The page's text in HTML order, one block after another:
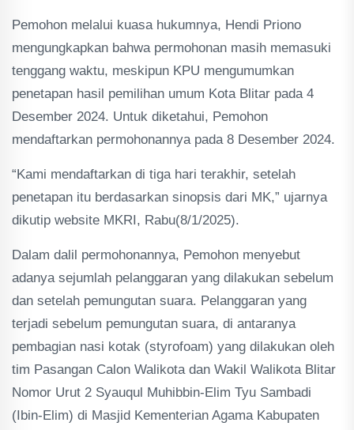
Pemohon melalui kuasa hukumnya, Hendi Priono
mengungkapkan bahwa permohonan masih memasuki
tenggang waktu, meskipun KPU mengumumkan
penetapan hasil pemilihan umum Kota Blitar pada 4
Desember 2024. Untuk diketahui, Pemohon
mendaftarkan permohonannya pada 8 Desember 2024.
“Kami mendaftarkan di tiga hari terakhir, setelah
penetapan itu berdasarkan sinopsis dari MK,” ujarnya
dikutip website MKRI, Rabu(8/1/2025).
Dalam dalil permohonannya, Pemohon menyebut
adanya sejumlah pelanggaran yang dilakukan sebelum
dan setelah pemungutan suara. Pelanggaran yang
terjadi sebelum pemungutan suara, di antaranya
pembagian nasi kotak (styrofoam) yang dilakukan oleh
tim Pasangan Calon Walikota dan Wakil Walikota Blitar
Nomor Urut 2 Syauqul Muhibbin-Elim Tyu Sambadi
(Ibin-Elim) di Masjid Kementerian Agama Kabupaten